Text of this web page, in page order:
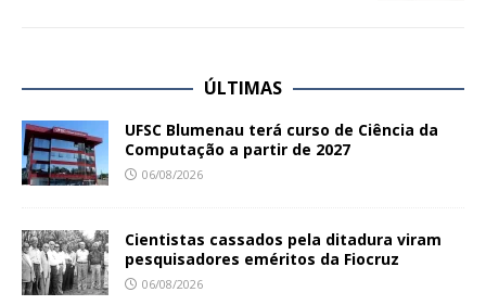
ÚLTIMAS
UFSC Blumenau terá curso de Ciência da
Computação a partir de 2027
06/08/2026
Cientistas cassados pela ditadura viram
pesquisadores eméritos da Fiocruz
06/08/2026